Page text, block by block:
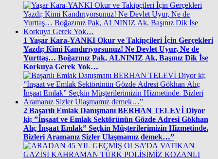
1 Yaşar Kara-YANKI Okur ve Takipçileri İçin Gerçekleri
Yazdı; Kimi Kandırıyorsunuz! Ne Devlet Uyur, Ne de
Yurttaş… Boğazınız Pak, ALNINIZ Ak, Başınız Dik İse
Korkuya Gerek Yok…
2 Başarılı Emlak Danışmanı BERHAN TELEVİ Diyor
ki; ”İnşaat ve Emlak Sektörünün Gözde Adresi Gökhan
Alıç İnşaat Emlak” Seçkin Müşterilerimizin Hizmetinde.
Bizleri Aramanız Sizler Ulaşmamız demek…”